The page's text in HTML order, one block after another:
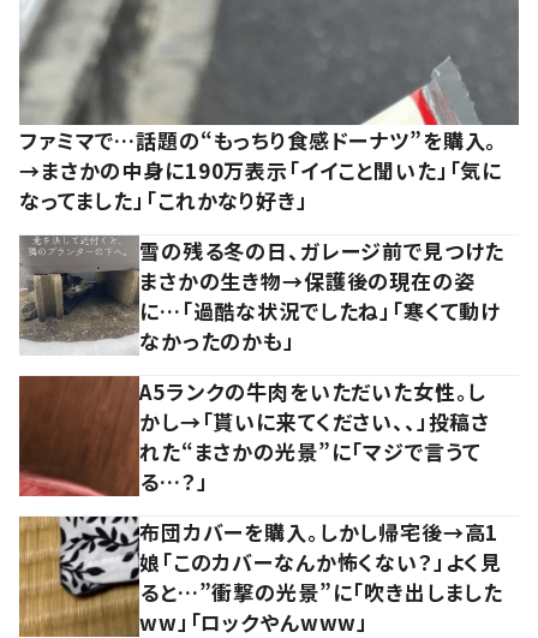
ファミマで…話題の“もっちり食感ドーナツ”を購入。
→まさかの中身に190万表示「イイこと聞いた」「気に
なってました」「これかなり好き」
雪の残る冬の日、ガレージ前で見つけた
まさかの生き物→保護後の現在の姿
に…「過酷な状況でしたね」「寒くて動け
なかったのかも」
A5ランクの牛肉をいただいた女性。し
かし→「貰いに来てください、、」投稿さ
れた“まさかの光景”に「マジで言うて
る…？」
布団カバーを購入。しかし帰宅後→高1
娘「このカバーなんか怖くない？」よく見
ると…”衝撃の光景”に「吹き出しました
ww」「ロックやんwww」